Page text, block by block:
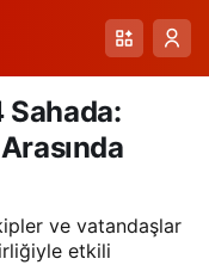
Sahada:
ve vatandaşlar
etkili
Paylaş